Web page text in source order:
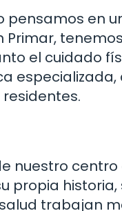
en
el cuidado
nuestro centro
propia
trabajan